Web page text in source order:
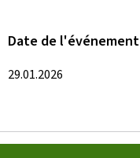
Date de l'événement
29.01.2026